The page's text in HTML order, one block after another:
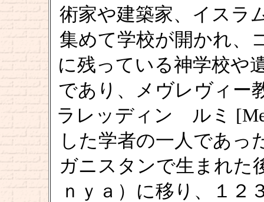
術家や建築家、イスラ
集めて学校が開かれ
に残っている神学校や
であり、メヴレヴィ
ラレッディン ルミ
した学者の一人であ
ガニスタンで生まれた
ｎｙａ）に移り、１２